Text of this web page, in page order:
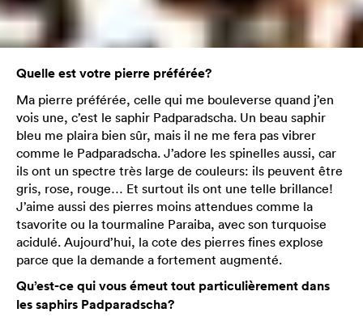
Quelle est votre pierre préférée?
Ma pierre préférée, celle qui me bouleverse quand j’en
vois une, c’est le saphir Padparadscha. Un beau saphir
bleu me plaira bien sûr, mais il ne me fera pas vibrer
comme le Padparadscha. J’adore les spinelles aussi, car
ils ont un spectre très large de couleurs: ils peuvent être
gris, rose, rouge… Et surtout ils ont une telle brillance!
J’aime aussi des pierres moins attendues comme la
tsavorite ou la tourmaline Paraiba, avec son turquoise
acidulé. Aujourd’hui, la cote des pierres fines explose
parce que la demande a fortement augmenté.
Qu’est-ce qui vous émeut tout particulièrement dans
les saphirs Padparadscha?